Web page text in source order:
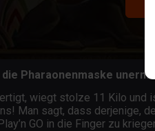
Pharaonenmaske
wiegt stolze 11 Kilo und
Man sagt, dass derjenige,
GO in die Finger zu